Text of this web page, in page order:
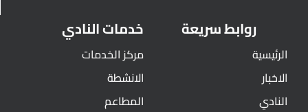
روابط سريعة
الرئيسية
الاخبار
النادي
خدمات النادي
مركز الخدمات
الانشطة
المطاعم